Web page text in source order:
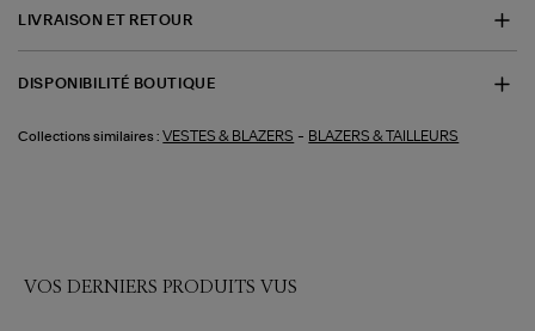
LIVRAISON ET RETOUR
DISPONIBILITÉ BOUTIQUE
Collections similaires : VESTES & BLAZERS - BLAZERS & TAILLEURS
VOS DERNIERS PRODUITS VUS